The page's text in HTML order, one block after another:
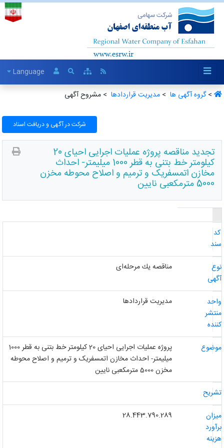
Language
>گروه آگهی ها ‏>مدیریت قراردادها ‏> مشروح آگهی
شرکت در آگهی و دریافت اسناد
تجدید مناقصه پروژه عملیات اجرایی احیای 20
کیلومتر خط بتنی به قطر 1000 میلیمتر- احداث
مخازن اتمسفریک و ترمیم و اصلاح محوطه مخزن
5000 مترمکعبی نایین
مناقصه یك مرحله‌ای
مدیریت قراردادها
پروژه عملیات اجرایی احیای 20 کیلومتر خط بتنی به قطر 1000
میلیمتر- احداث مخازن اتمسفریک و ترمیم و اصلاح محوطه
مخزن 5000 مترمکعبی نایین
28.443.790.289